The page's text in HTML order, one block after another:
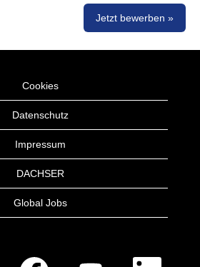
Jetzt bewerben »
Cookies
Datenschutz
Impressum
DACHSER
Global Jobs
W
W